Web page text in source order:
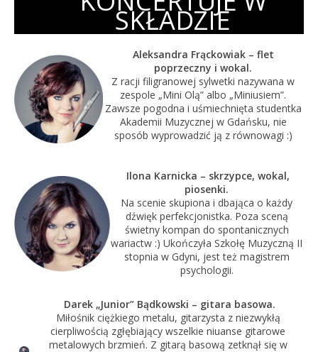
SKŁADZIE
Aleksandra Frąckowiak – flet
poprzeczny i wokal.
Z racji filigranowej sylwetki nazywana w
zespole „Mini Olą” albo „Miniusiem”.
Zawsze pogodna i uśmiechnięta studentka
Akademii Muzycznej w Gdańsku, nie
sposób wyprowadzić ją z równowagi :)
Ilona Karnicka – skrzypce, wokal,
piosenki.
Na scenie skupiona i dbająca o każdy
dźwięk perfekcjonistka. Poza sceną
świetny kompan do spontanicznych
wariactw :) Ukończyła Szkołę Muzyczną II
stopnia w Gdyni, jest też magistrem
psychologii.
Darek „Junior” Bądkowski – gitara basowa.
Miłośnik ciężkiego metalu, gitarzysta z niezwykłą
cierpliwością zgłębiający wszelkie niuanse gitarowe
metalowych brzmień. Z gitarą basową zetknął się w